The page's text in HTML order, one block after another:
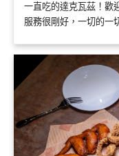
一直吃的達克瓦茲！歡
服務很剛好，一切的一